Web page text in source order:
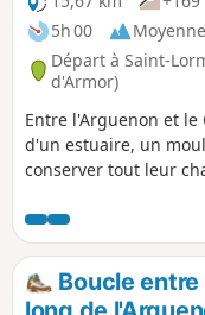
5h 00
Moyenne
Départ à Saint-
d'Armor)
Entre l'Arguenon et le
d'un estuaire, un
conserver tout leur
des écrins de
Boucle